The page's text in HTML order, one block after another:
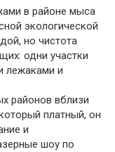
в районе мыса
экологической
но чистота
одни участки
лежаками и
районов вблизи
платный, он
и
шоу по